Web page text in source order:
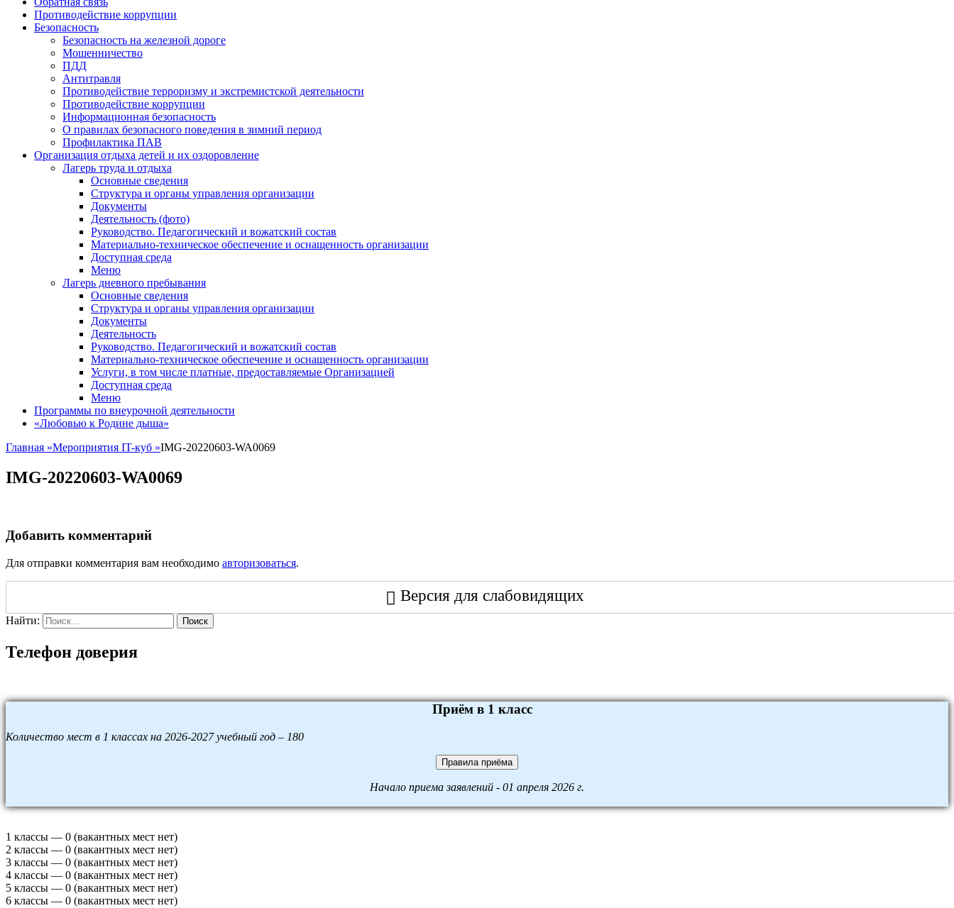
Противодействие коррупции
Безопасность
Безопасность на железной дороге
Мошенничество
ПДД
Антитравля
Противодействие терроризму и экстремистской деятельности
Противодействие коррупции
Информационная безопасность
О правилах безопасного поведения в зимний период
Профилактика ПАВ
Организация отдыха детей и их оздоровление
Лагерь труда и отдыха
Основные сведения
Структура и органы управления организации
Документы
Деятельность (фото)
Руководство. Педагогический и вожатский состав
Материально-техническое обеспечение и оснащенность организации
Доступная среда
Меню
Лагерь дневного пребывания
Основные сведения
Структура и органы управления организации
Документы
Деятельность
Руководство. Педагогический и вожатский состав
Материально-техническое обеспечение и оснащенность организации
Услуги, в том числе платные, предоставляемые Организацией
Доступная среда
Меню
Программы по внеурочной деятельности
«Любовью к Родине дыша»
Главная »Мероприятия IT-куб »IMG-20220603-WA0069
IMG-20220603-WA0069
Добавить комментарий
Для отправки комментария вам необходимо авторизоваться.
Версия для слабовидящих
Найти: Поиск
Телефон доверия
Приём в 1 класс
Количество мест в 1 классах на 2026-2027 учебный год – 180
Правила приёма
Начало приема заявлений - 01 апреля 2026 г.
1 классы — 0 (вакантных мест нет)
2 классы — 0 (вакантных мест нет)
3 классы — 0 (вакантных мест нет)
4 классы — 0 (вакантных мест нет)
5 классы — 0 (вакантных мест нет)
6 классы — 0 (вакантных мест нет)